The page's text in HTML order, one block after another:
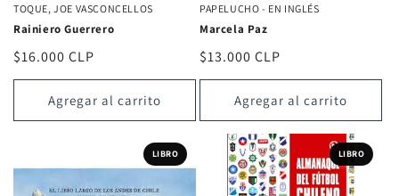
TOQUE, JOE VASCONCELLOS
Rainiero Guerrero
Precio
habitual
$16.000 CLP
Agregar al carrito
PAPELUCHO - EN INGLÉS
Marcela Paz
Precio
habitual
$13.000 CLP
Agregar al carrito
LIBRO LIBRO